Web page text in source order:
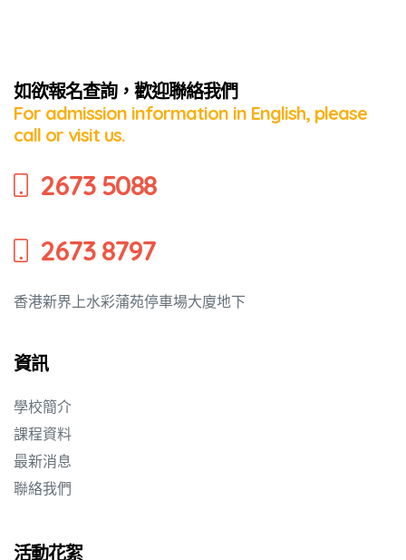
如欲報名查詢，歡迎聯絡我們
For admission information in English, please
call or visit us.
2673 5088
2673 8797
香港新界上水彩蒲苑停車場大廈地下
資訊
學校簡介
課程資料
最新消息
聯絡我們
活動花絮
養幼兒